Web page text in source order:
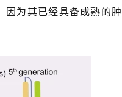
为其已经具备成熟的肿